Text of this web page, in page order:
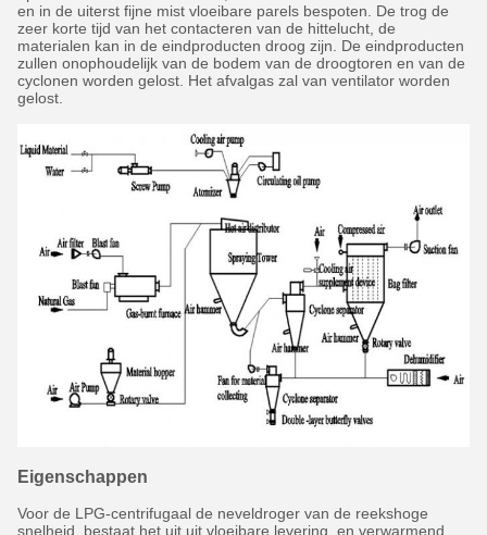
en in de uiterst fijne mist vloeibare parels bespoten. De trog de
zeer korte tijd van het contacteren van de hittelucht, de
materialen kan in de eindproducten droog zijn. De eindproducten
zullen onophoudelijk van de bodem van de droogtoren en van de
cyclonen worden gelost. Het afvalgas zal van ventilator worden
gelost.
Eigenschappen
Voor de LPG-centrifugaal de neveldroger van de reekshoge
snelheid, bestaat het uit uit vloeibare levering, en verwarmend,